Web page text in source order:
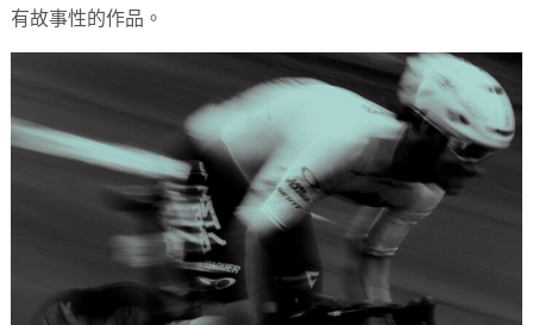
有故事性的作品。